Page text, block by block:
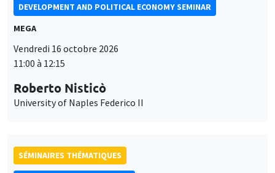
DEVELOPMENT AND POLITICAL ECONOMY SEMINAR
MEGA
Vendredi 16 octobre 2026
11:00 à 12:15
Roberto Nisticò
University of Naples Federico II
SÉMINAIRES THÉMATIQUES